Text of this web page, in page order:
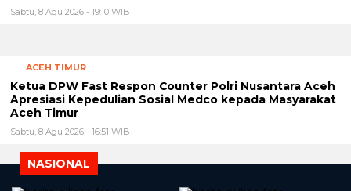
Sabtu, 8 Agu 2026 - 19:10 WIB
ACEH TIMUR
Ketua DPW Fast Respon Counter Polri Nusantara Aceh
Apresiasi Kepedulian Sosial Medco kepada Masyarakat
Aceh Timur
Sabtu, 8 Agu 2026 - 16:51 WIB
NASIONAL